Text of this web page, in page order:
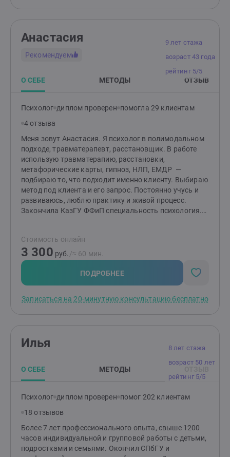
9 лет стажа
возраст 43 года
рейтинг 5/5
Анастасия
Рекомендуем
О СЕБЕ МЕТОДЫ ОТЗЫВ
Психолог диплом проверен помогла 29 клиентам
4 отзыва
Меня зовут Анастасия. Я психолог в полимодальном
подходе, травматерапевт, расстановщик. В работе
использую травматерапию, расстановки,
метафорические карты, гипноз, НЛП, ЕМДР —
подбираю то, что подходит именно клиенту. Выбираю
метод под клиента и его запрос. Постоянно учусь и
развиваюсь, люблю практику и живой процесс.
Закончила КазГУ ФФиП специальность психология.
материнства, внутренних изменений и
восстановления после кризисов. Могу помочь
разобраться в себе, помочь в постановке цели и как
прийти к своему делу с любовью. Наладить
отношение с деньгами и вообще жить счастливой
результат уже после 2-4 консультаций. Сессии
Стоимость онлайн
3 300 руб. /≈ 60 мин.
ПОДРОБНЕЕ
Записаться на 20-минутную консультацию бесплатно
8 лет стажа
возраст 50 лет
рейтинг 5/5
Илья
О СЕБЕ МЕТОДЫ
Психолог диплом проверен помог 202 клиентам
18 отзывов
Более 7 лет профессионального опыта, свыше 1200
часов индивидуальной и групповой работы с детьми,
подростками и семьями. Окончил СПбГУ и